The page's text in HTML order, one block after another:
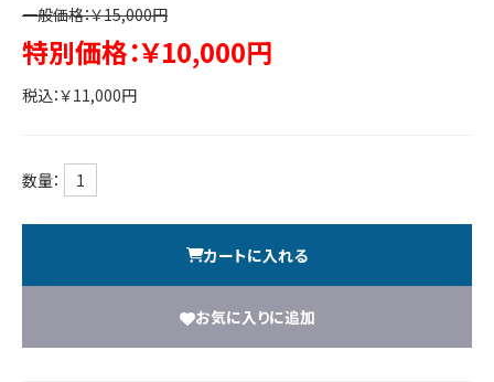
一般価格：￥15,000円
特別価格：￥10,000円
税込：￥11,000円
数量：
カートに入れる
お気に入りに追加